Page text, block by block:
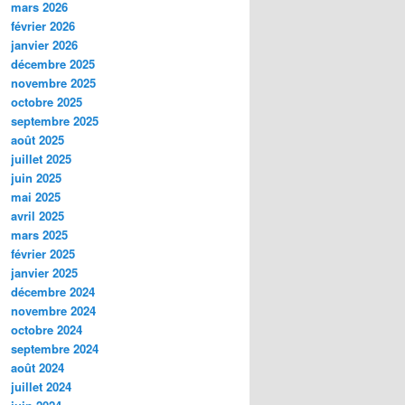
mars 2026
février 2026
janvier 2026
décembre 2025
novembre 2025
octobre 2025
septembre 2025
août 2025
juillet 2025
juin 2025
mai 2025
avril 2025
mars 2025
février 2025
janvier 2025
décembre 2024
novembre 2024
octobre 2024
septembre 2024
août 2024
juillet 2024